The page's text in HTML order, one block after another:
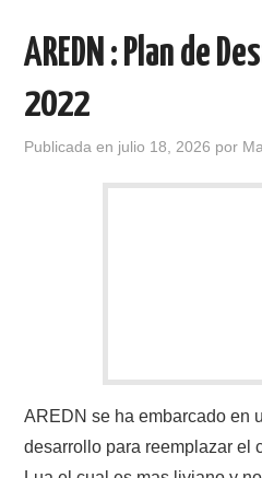
AREDN : Plan de
2022
Publicada en julio 18, 2026 por
AREDN se ha embarcado en
desarrollo para reemplazar el